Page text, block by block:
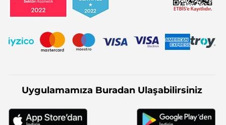
Uygulamamıza Buradan Ulaşabilirsiniz